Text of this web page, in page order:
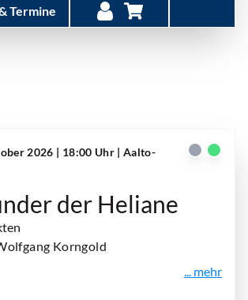
Termine
2026 | 18:00 Uhr | Aalto-
der Heliane
Korngold
... mehr